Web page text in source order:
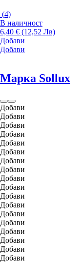
(4)
В наличност
6,40 € (12,52 Лв)
Добави
Добави
Марка Sollux
Добави
Добави
Добави
Добави
Добави
Добави
Добави
Добави
Добави
Добави
Добави
Добави
Добави
Добави
Добави
Добави
Добави
Добави